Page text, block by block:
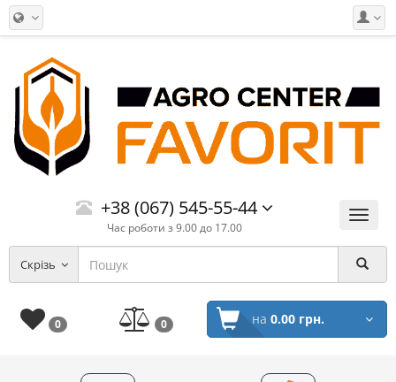
Меню
+38 (067) 545-55-44
Час роботи з 9.00 до 17.00
Скрізь
0 0 на 0.00 грн.